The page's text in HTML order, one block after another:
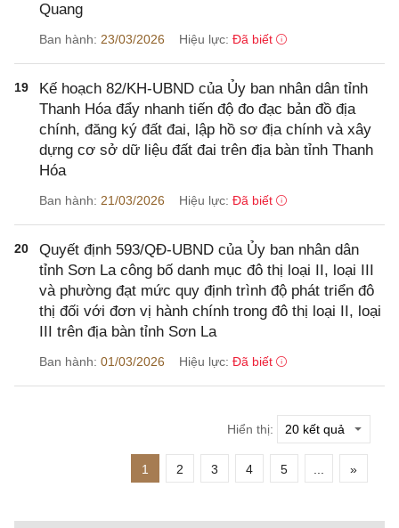
Quang
Ban hành: 23/03/2026 Hiệu lực: Đã biết
19
Kế hoạch 82/KH-UBND của Ủy ban nhân dân tỉnh
Thanh Hóa đẩy nhanh tiến độ đo đạc bản đồ địa
chính, đăng ký đất đai, lập hồ sơ địa chính và xây
dựng cơ sở dữ liệu đất đai trên địa bàn tỉnh Thanh
Hóa
Ban hành: 21/03/2026 Hiệu lực: Đã biết
20
Quyết định 593/QĐ-UBND của Ủy ban nhân dân
tỉnh Sơn La công bố danh mục đô thị loại II, loại III
và phường đạt mức quy định trình độ phát triển đô
thị đối với đơn vị hành chính trong đô thị loại II, loại
III trên địa bàn tỉnh Sơn La
Ban hành: 01/03/2026 Hiệu lực: Đã biết
Hiển thị:
1 2 3 4 5 »